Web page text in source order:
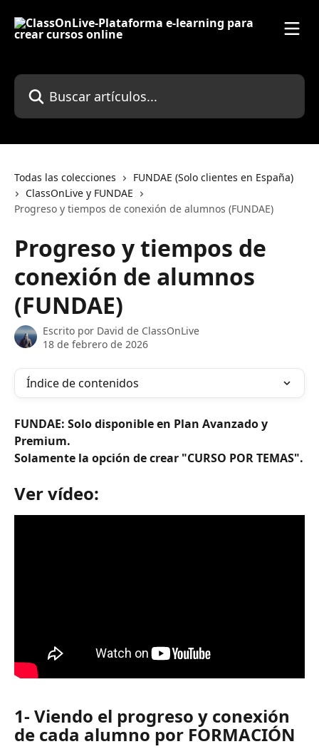
Buscar artículos...
Todas las colecciones
FUNDAE (Solo clientes en España)
ClassOnLive y FUNDAE
Progreso y tiempos de conexión de alumnos (FUNDAE)
Progreso y tiempos de
conexión de alumnos
(FUNDAE)
Escrito por David de ClassOnLive
18 de febrero de 2026
Índice de contenidos
FUNDAE: Solo disponible en Plan Avanzado y
Premium.
Solamente la opción de crear "CURSO POR TEMAS".
Ver vídeo:
1- Viendo el progreso y conexión
de cada alumno por FORMACIÓN